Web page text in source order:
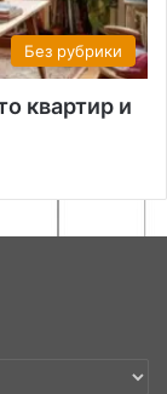
Без рубрики
квартир и